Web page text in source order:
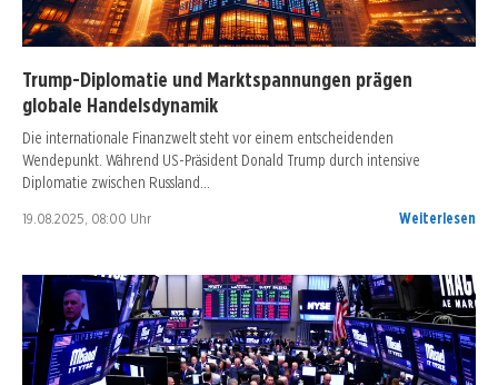
Trump-Diplomatie und Marktspannungen prägen
globale Handelsdynamik
Die internationale Finanzwelt steht vor einem entscheidenden
Wendepunkt. Während US-Präsident Donald Trump durch intensive
Diplomatie zwischen Russland…
19.08.2025, 08:00 Uhr Weiterlesen